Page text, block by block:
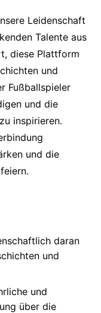
Leidenschaft
Talente aus
diese Plattform
und
Fußballspieler
und die
inspirieren.
und die
daran
und
und
über die